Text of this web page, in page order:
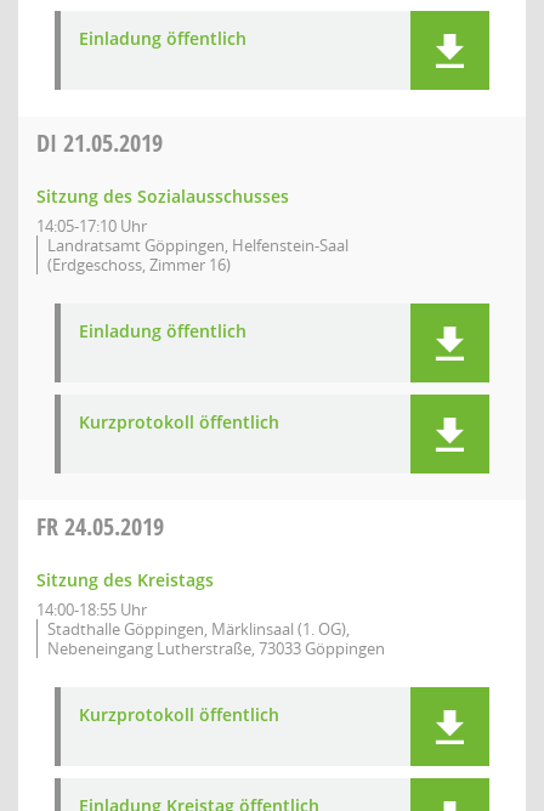
Einladung öffentlich
DI 21.05.2019
Sitzung des Sozialausschusses
14:05-17:10 Uhr
Landratsamt Göppingen, Helfenstein-Saal
(Erdgeschoss, Zimmer 16)
Einladung öffentlich
Kurzprotokoll öffentlich
FR24.05.2019
Sitzung des Kreistags
14:00-18:55 Uhr
Stadthalle Göppingen, Märklinsaal (1. OG),
Nebeneingang Lutherstraße, 73033 Göppingen
Kurzprotokoll öffentlich
Einladung Kreistag öffentlich